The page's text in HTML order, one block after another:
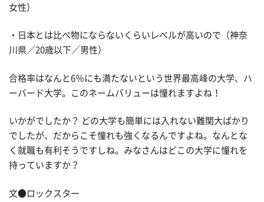
女性）
・日本とは比べ物にならないくらいレベルが高いので（神奈
川県／20歳以下／男性）
合格率はなんと6％にも満たないという世界最高峰の大学、ハ
ーバード大学。このネームバリューは憧れますよね！
いかがでしたか？ どの大学も簡単には入れない難関大ばかり
でしたが、だからこそ憧れも強くなるんですよね。なんとな
く就職も有利そうですしね。みなさんはどこの大学に憧れを
持っていますか？
文●ロックスター